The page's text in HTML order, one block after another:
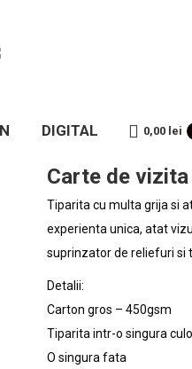
DIGITAL 0,00 lei
Carte de
Tiparita cu multa grija si
experienta unica, atat
suprinzator de reliefuri si
Detalii:
Carton gros – 450gsm
Tiparita intr-o singura
O singura fata